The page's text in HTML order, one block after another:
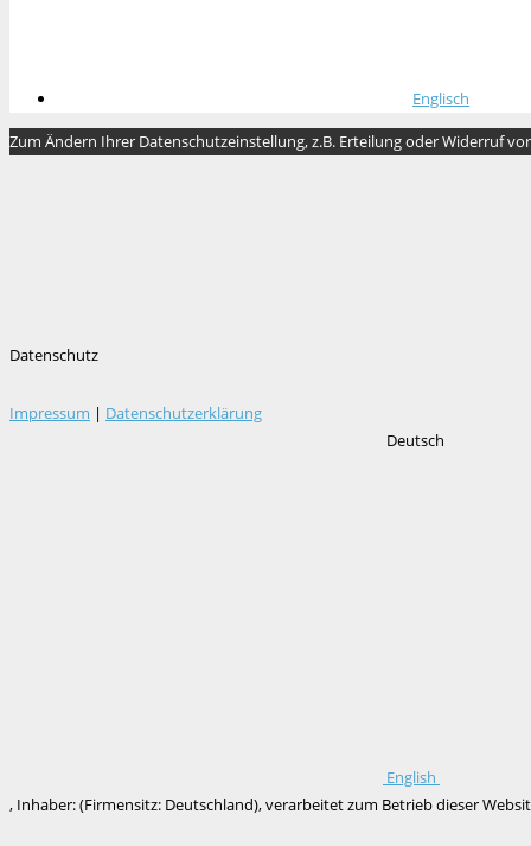
Englisch
Zum Ändern Ihrer Datenschutzeinstellung, z.B. Erteilung oder Widerruf
Datenschutz
Impressum | Datenschutzerklärung
Deutsch
English
, Inhaber: (Firmensitz: Deutschland), verarbeitet zum Betrieb dieser